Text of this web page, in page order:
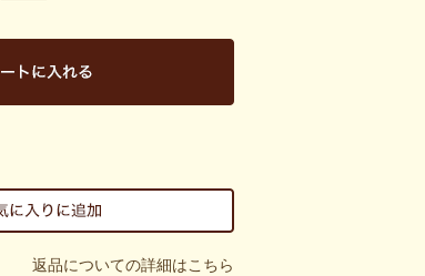
返品についての詳細はこちら